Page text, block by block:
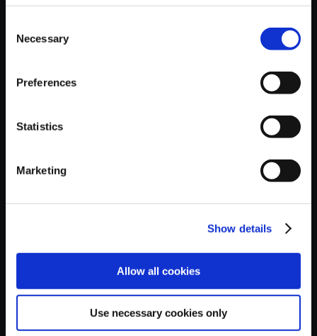
Selection
Necessary
Preferences
Statistics
Marketing
Show details
Allow all cookies
Use necessary cookies only
150円
モンスターハンタ